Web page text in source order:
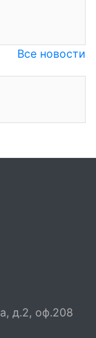
Все новости
д.2, оф.208